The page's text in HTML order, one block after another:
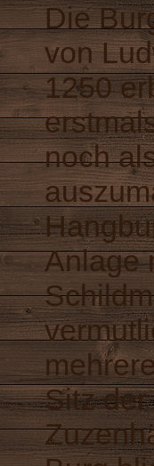
Die
von
1250
noch
Anlage
Sitz